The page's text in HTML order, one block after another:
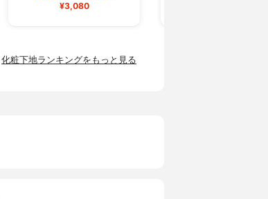
¥3,080
化粧下地ランキングをもっと見る